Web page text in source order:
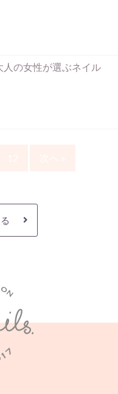
人の女性が選ぶネイル